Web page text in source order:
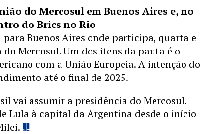
do Mercosul em Buenos Aires e, no
do Brics no Rio
Buenos Aires onde participa, quarta e
Mercosul. Um dos itens da pauta é o
com a União Europeia. A intenção do
até o final de 2025.
vai assumir a presidência do Mercosul.
Lula à capital da Argentina desde o início